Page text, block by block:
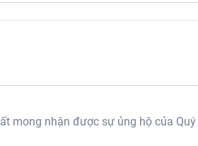
mong nhận được sự ủng hộ của